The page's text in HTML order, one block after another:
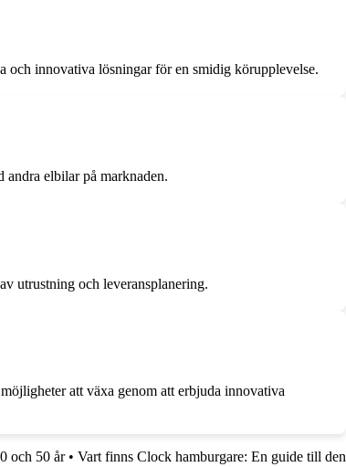
och innovativa lösningar för en smidig körupplevelse.
elbilar på marknaden.
utrustning och leveransplanering.
att växa genom att erbjuda innovativa
och 50 år• Vart finns Clock hamburgare: En guide till den